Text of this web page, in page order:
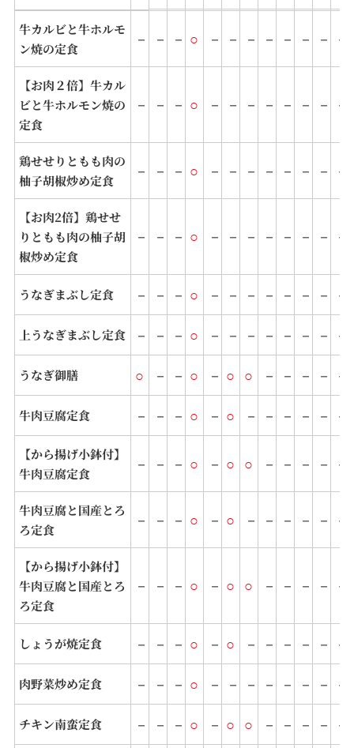
牛カルビと牛ホルモ
ン焼の定食
－ － － ○ － － － － － － － －
【お肉２倍】牛カル
ビと牛ホルモン焼の
定食
－ － － ○ － － － － － － － －
鶏せせりともも肉の
柚子胡椒炒め定食
－ － － ○ － － － － － － － －
【お肉2倍】鶏せせ
りともも肉の柚子胡
椒炒め定食
－ － － ○ － － － － － － － －
うなぎまぶし定食 － － － ○ － － － － － － － －
上うなぎまぶし定食 － － － ○ － － － － － － － －
うなぎ御膳 ○ － － ○ － ○ ○ － － － － －
牛肉豆腐定食 － － － ○ － ○ － － － － － －
【から揚げ小鉢付】
牛肉豆腐定食
－ － － ○ － ○ ○ － － － － －
牛肉豆腐と国産とろ
ろ定食
－ － － ○ － ○ － － － － － －
【から揚げ小鉢付】
牛肉豆腐と国産とろ
ろ定食
－ － － ○ － ○ ○ － － － － －
しょうが焼定食 － － － ○ － ○ － － － － － －
肉野菜炒め定食 － － － ○ － － － － － － － －
チキン南蛮定食 － － － ○ － ○ ○ － － － － －